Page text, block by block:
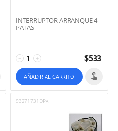
INTERRUPTOR ARRANQUE 4
PATAS
+
− $533
AÑADIR AL CARRITO
93271731DPA